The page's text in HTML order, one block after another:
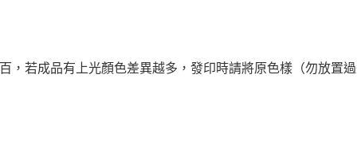
，若成品有上光顏色差異越多，發印時請將原色樣（勿放置